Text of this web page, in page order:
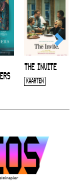
THE INVITE
KAARTEN